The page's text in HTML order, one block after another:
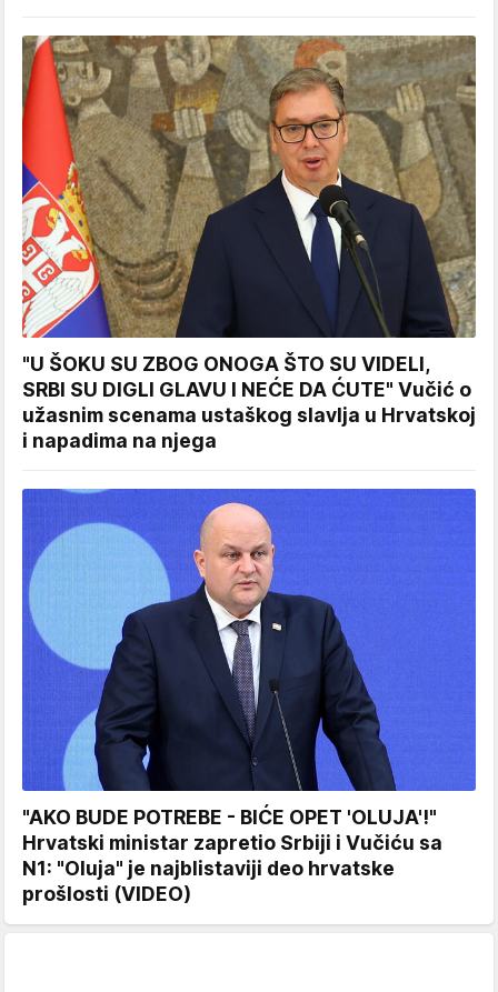
"U ŠOKU SU ZBOG ONOGA ŠTO SU VIDELI,
SRBI SU DIGLI GLAVU I NEĆE DA ĆUTE" Vučić o
užasnim scenama ustaškog slavlja u Hrvatskoj
i napadima na njega
"AKO BUDE POTREBE - BIĆE OPET 'OLUJA'!"
Hrvatski ministar zapretio Srbiji i Vučiću sa
N1: "Oluja" je najblistaviji deo hrvatske
prošlosti (VIDEO)